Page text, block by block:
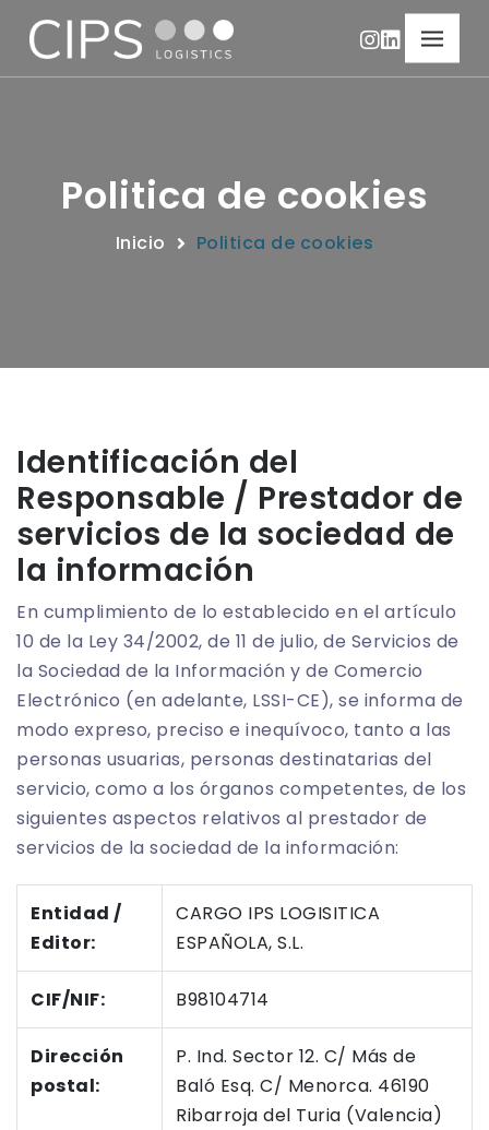
Politica de cookies
Inicio Politica de cookies
Identificación del
Responsable / Prestador de
servicios de la sociedad de
la información
En cumplimiento de lo establecido en el artículo
10 de la Ley 34/2002, de 11 de julio, de Servicios de
la Sociedad de la Información y de Comercio
Electrónico (en adelante, LSSI-CE), se informa de
modo expreso, preciso e inequívoco, tanto a las
personas usuarias, personas destinatarias del
servicio, como a los órganos competentes, de los
siguientes aspectos relativos al prestador de
servicios de la sociedad de la información:
Entidad /
Editor:
CARGO IPS LOGISITICA
ESPAÑOLA, S.L.
CIF/NIF: B98104714
Dirección
postal:
P. Ind. Sector 12. C/ Más de
Baló Esq. C/ Menorca. 46190
Ribarroja del Turia (Valencia)